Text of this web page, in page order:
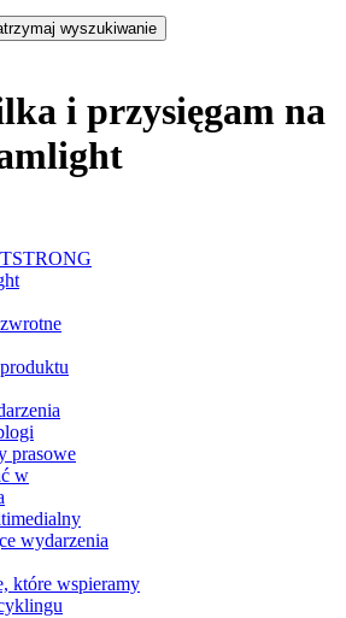
wyszukiwanie
i przysięgam na
prasowe
w
wydarzenia
które wspieramy